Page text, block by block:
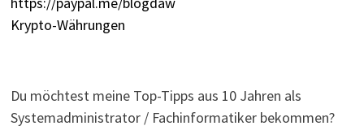
Krypto-Währungen
Du möchtest meine Top-Tipps aus 10 Jahren als
Systemadministrator / Fachinformatiker bekommen?